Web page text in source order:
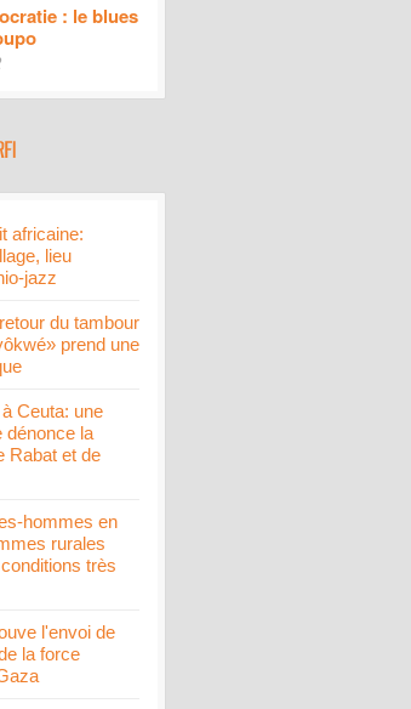
: le blues
africaine:
lieu
jazz
du tambour
prend une
Ceuta: une
dénonce la
Rabat et de
hommes en
rurales
très
l'envoi de
la force